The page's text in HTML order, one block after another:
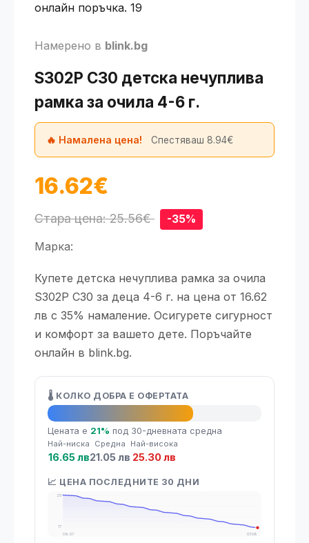
Намерено в blink.bg
S302P C30 детска нечуплива
рамка за очила 4-6 г.
🔥 Намалена цена! Спестяваш 8.94€
16.62€
Стара цена: 25.56€ -35%
Марка:
Купете детска нечуплива рамка за очила
S302P C30 за деца 4-6 г. на цена от 16.62
лв с 35% намаление. Осигурете сигурност
и комфорт за вашето дете. Поръчайте
онлайн в blink.bg.
🌡️ КОЛКО ДОБРА Е ОФЕРТАТА
👍 Добра оферта
Цената е 21% под 30-дневната средна
Най-ниска
16.65 лв
Средна
21.05 лв
Най-висока
25.30 лв
📈 ЦЕНА ПОСЛЕДНИТЕ 30 ДНИ
25
17
09.07
07.08